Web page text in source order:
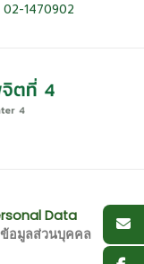
02-1470902
Data
ข้อมูลส่วนบุคคล